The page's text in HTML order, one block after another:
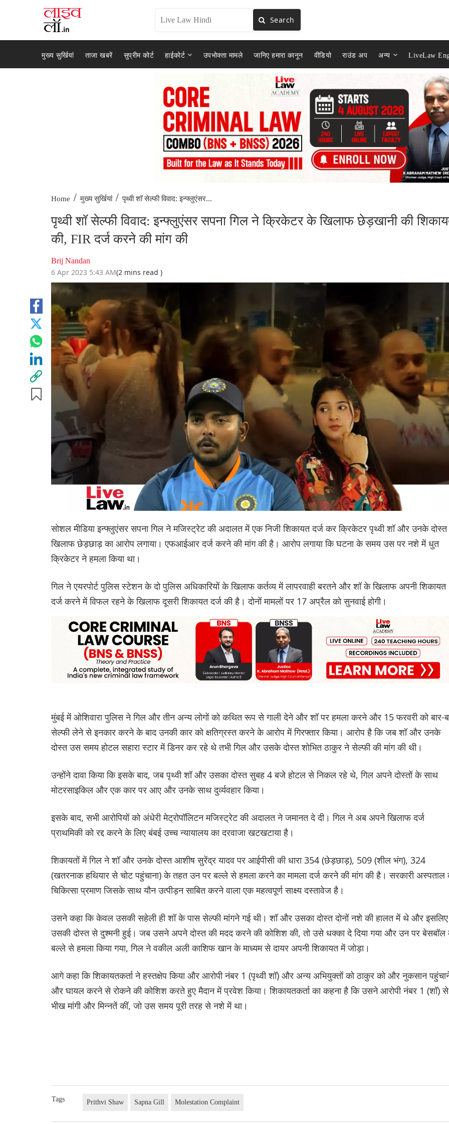
Search
मुख्य सुर्खियां ताजा खबरें सुप्रीम कोर्ट हाईकोर्ट उपभोक्ता मामले जानिए हमारा कानून वीडियो राउंड अप अन्य LiveLaw
Home / मुख्य सुर्खियां / पृथ्वी शॉ सेल्फी विवाद: इन्फ्लुएंसर...
पृथ्वी शॉ सेल्फी विवाद: इन्फ्लुएंसर सपना गिल ने क्रिकेटर के खिलाफ छेड़खानी की
की, FIR दर्ज करने की मांग की
Brij Nandan
6 Apr 2023 5:43 AM(2 mins read )
सोशल मीडिया इन्फ्लुएंसर सपना गिल ने मजिस्ट्रेट की अदालत में एक निजी शिकायत दर्ज कर क्रिकेटर पृथ्वी शॉ और उनके
खिलाफ छेड़छाड़ का आरोप लगाया। एफआईआर दर्ज करने की मांग की है। आरोप लगाया कि घटना के समय उस पर नशे में धुत
क्रिकेटर ने हमला किया था।
गिल ने एयरपोर्ट पुलिस स्टेशन के दो पुलिस अधिकारियों के खिलाफ कर्तव्य में लापरवाही बरतने और शॉ के खिलाफ अपनी शिकायत
दर्ज करने में विफल रहने के खिलाफ दूसरी शिकायत दर्ज की है। दोनों मामलों पर 17 अप्रैल को सुनवाई होगी।
मुंबई में ओशिवारा पुलिस ने गिल और तीन अन्य लोगों को कथित रूप से गाली देने और शॉ पर हमला करने और 15 फरवरी को बार-
सेल्फी लेने से इनकार करने के बाद उनकी कार को क्षतिग्रस्त करने के आरोप में गिरफ्तार किया। आरोप है कि जब शॉ और उनके
दोस्त उस समय होटल सहारा स्टार में डिनर कर रहे थे तभी गिल और उसके दोस्त शोभित ठाकुर ने सेल्फी की मांग की थी।
उन्होंने दावा किया कि इसके बाद, जब पृथ्वी शॉ और उसका दोस्त सुबह 4 बजे होटल से निकल रहे थे, गिल अपने दोस्तों के साथ
मोटरसाइकिल और एक कार पर आए और उनके साथ दुर्व्यवहार किया।
इसके बाद, सभी आरोपियों को अंधेरी मेट्रोपॉलिटन मजिस्ट्रेट की अदालत ने जमानत दे दी। गिल ने अब अपने खिलाफ दर्ज
प्राथमिकी को रद्द करने के लिए बंबई उच्च न्यायालय का दरवाजा खटखटाया है।
शिकायतों में गिल ने शॉ और उनके दोस्त आशीष सुरेंद्र यादव पर आईपीसी की धारा 354 (छेड़छाड़), 509 (शील भंग), 324
(खतरनाक हथियार से चोट पहुंचाना) के तहत उन पर बल्ले से हमला करने का मामला दर्ज करने की मांग की है। सरकारी अस्पताल
चिकित्सा प्रमाण जिसके साथ यौन उत्पीड़न साबित करने वाला एक महत्वपूर्ण साक्ष्य दस्तावेज है।
उसने कहा कि केवल उसकी सहेली ही शॉ के पास सेल्फी मांगने गई थी। शॉ और उसका दोस्त दोनों नशे की हालत में थे और इसलिए
उसकी दोस्त से दुश्मनी हुई। जब उसने अपने दोस्त की मदद करने की कोशिश की, तो उसे धक्का दे दिया गया और उन पर
बल्ले से हमला किया गया, गिल ने वकील अली काशिफ खान के माध्यम से दायर अपनी शिकायत में जोड़ा।
आगे कहा कि शिकायतकर्ता ने हस्तक्षेप किया और आरोपी नंबर 1 (पृथ्वी शॉ) और अन्य अभियुक्तों को ठाकुर को और नुकसान
और घायल करने से रोकने की कोशिश करते हुए मैदान में प्रवेश किया। शिकायतकर्ता का कहना है कि उसने आरोपी नंबर 1 (शॉ) से
भीख मांगी और मिन्नतें कीं, जो उस समय पूरी तरह से नशे में था।
Tags Prithvi Shaw Sapna Gill Molestation Complaint